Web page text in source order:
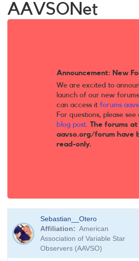
AAVSONet
Announcement: New
We are excited to
launch of our new
can access it
For questions, please see
blog post. The forums at
aavso.org/forum have
read-only.
Sebastian__Otero
Affiliation
American
Association of Variable Star
Observers (AAVSO)